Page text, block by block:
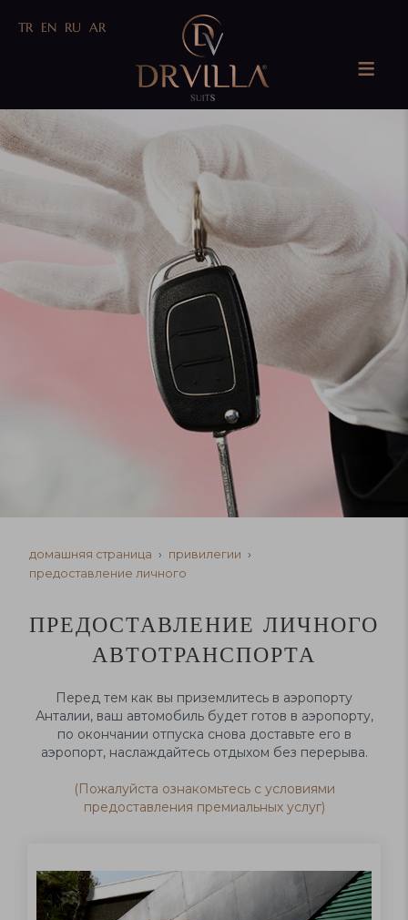
TR EN RU AR
домашняя страница
привилегии
предоставление личного
ПРЕДОСТАВЛЕНИЕ ЛИЧНОГО
АВТОТРАНСПОРТА
Перед тем как вы приземлитесь в аэропорту
Анталии, ваш автомобиль будет готов в аэропорту,
по окончании отпуска снова доставьте его в
аэропорт, наслаждайтесь отдыхом без перерыва.
(Пожалуйста ознакомьтесь с условиями
предоставления премиальных услуг)